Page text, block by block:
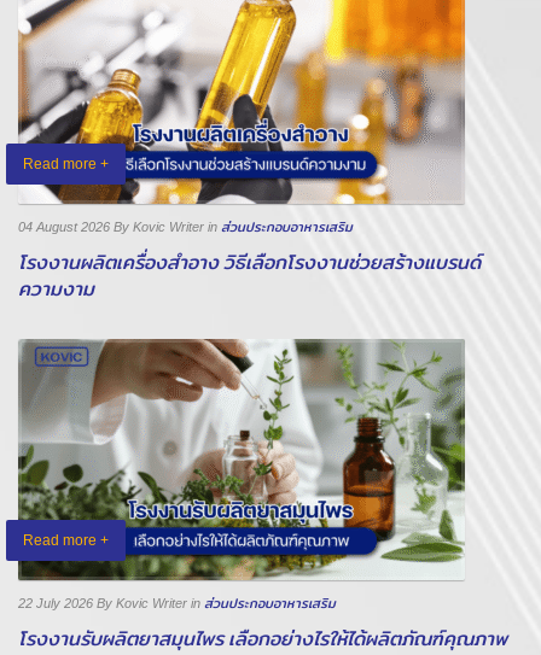
Read more +
04 August 2026By Kovic Writerinส่วนประกอบอาหารเสริม
โรงงานผลิตเครื่องสำอาง วิธีเลือกโรงงานช่วยสร้างแบรนด์
ความงาม
Read more +
22 July 2026By Kovic Writerinส่วนประกอบอาหารเสริม
โรงงานรับผลิตยาสมุนไพร เลือกอย่างไรให้ได้ผลิตภัณฑ์คุณภาพ